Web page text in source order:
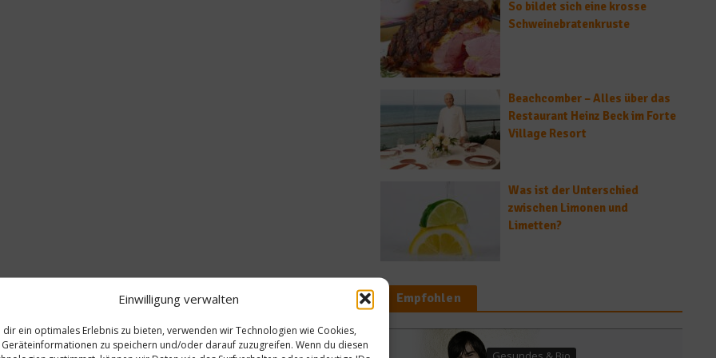
Einwilligung verwalten
dir ein optimales Erlebnis zu bieten, verwenden wir Technologien wie Cookies,
Geräteinformationen zu speichern und/oder darauf zuzugreifen. Wenn du diesen
So bildet sich eine krosse
Schweinebratenkruste
Beachcomber – Alles über das
Restaurant Heinz Beck im Forte
Village Resort
Was ist der Unterschied
zwischen Limonen und
Limetten?
Empfohlen